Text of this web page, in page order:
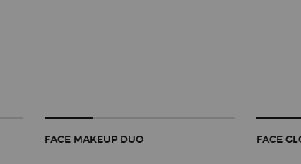
FACE MAKEUP DUO FACE